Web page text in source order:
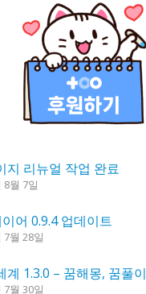
지 리뉴얼 작업 완료
8월 7일
어 0.9.4 업데이트
7월 28일
계 1.3.0 – 꿈해몽, 꿈풀이
7월 30일